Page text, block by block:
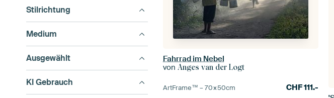
Stilrichtung
Medium
Ausgewählt
KI Gebrauch
Fahrrad im Nebel
vonAnges van der Logt
ArtFrame™ –70×50cm CHF111.-